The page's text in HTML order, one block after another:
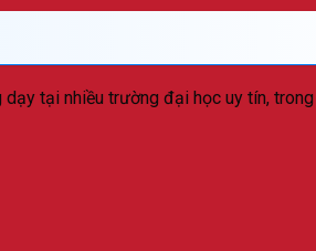
tại nhiều trường đại học uy tín,